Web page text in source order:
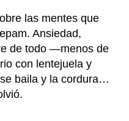
las mentes que
Ansiedad,
de todo —menos de
con lentejuela y
baila y la cordura…